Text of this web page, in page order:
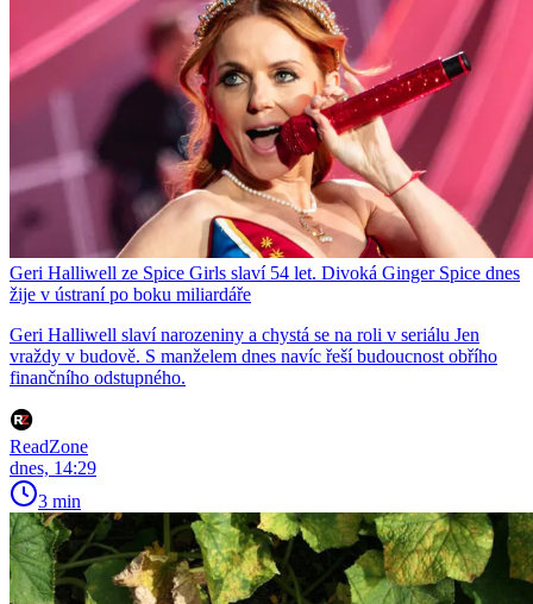
Geri Halliwell ze Spice Girls slaví 54 let. Divoká Ginger Spice dnes
žije v ústraní po boku miliardáře
Geri Halliwell slaví narozeniny a chystá se na roli v seriálu Jen
vraždy v budově. S manželem dnes navíc řeší budoucnost obřího
finančního odstupného.
ReadZone
dnes, 14:29
3 min